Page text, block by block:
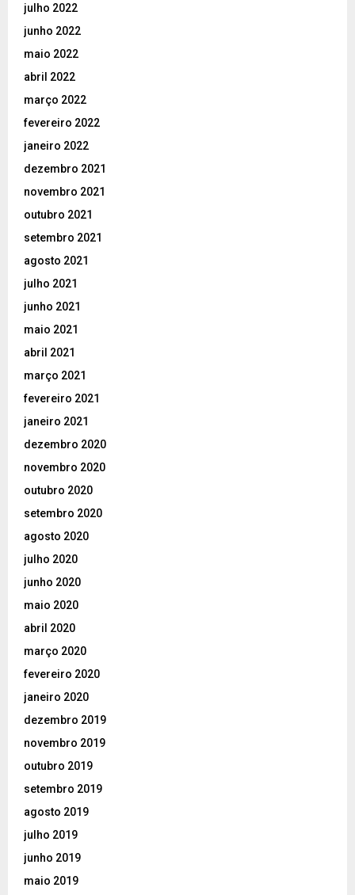
julho 2022
junho 2022
maio 2022
abril 2022
março 2022
fevereiro 2022
janeiro 2022
dezembro 2021
novembro 2021
outubro 2021
setembro 2021
agosto 2021
julho 2021
junho 2021
maio 2021
abril 2021
março 2021
fevereiro 2021
janeiro 2021
dezembro 2020
novembro 2020
outubro 2020
setembro 2020
agosto 2020
julho 2020
junho 2020
maio 2020
abril 2020
março 2020
fevereiro 2020
janeiro 2020
dezembro 2019
novembro 2019
outubro 2019
setembro 2019
agosto 2019
julho 2019
junho 2019
maio 2019